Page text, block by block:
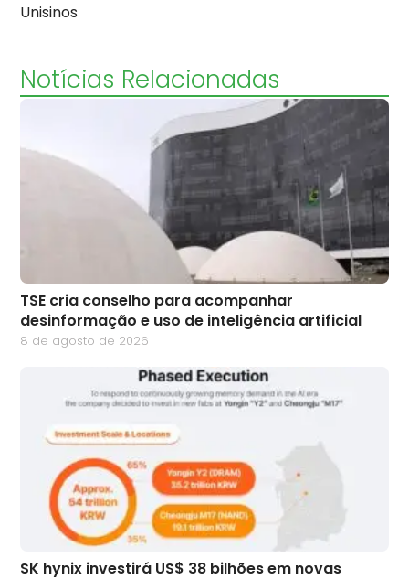
Unisinos
Notícias Relacionadas
TSE cria conselho para acompanhar
desinformação e uso de inteligência artificial
8 de agosto de 2026
SK hynix investirá US$ 38 bilhões em novas